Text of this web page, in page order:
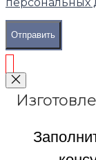
персональных
Отправить